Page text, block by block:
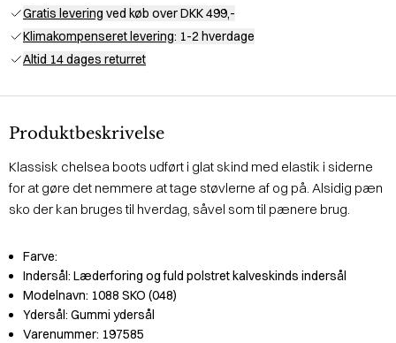
Gratis levering ved køb over DKK 499,-
Klimakompenseret levering: 1-2 hverdage
Altid 14 dages returret
Produktbeskrivelse
Klassisk chelsea boots udført i glat skind med elastik i siderne
for at gøre det nemmere at tage støvlerne af og på. Alsidig pæn
sko der kan bruges til hverdag, såvel som til pænere brug.
Farve:
Indersål: Læderforing og fuld polstret kalveskinds indersål
Modelnavn: 1088 SKO (048)
Ydersål: Gummi ydersål
Varenummer: 197585